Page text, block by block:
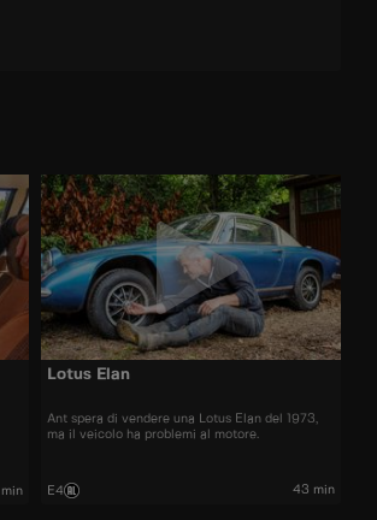
Lotus Elan
Ant spera di vendere una Lotus Elan del 1973,
ma il veicolo ha problemi al motore.
E4 43 min